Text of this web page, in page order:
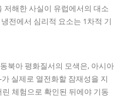
저해한 사실이 유럽에서의 대소
전에서 심리적 요소는 1차적 기
북아 평화질서의 모색은, 아시아
가 실제로 열전화할 잠재성을 지
체험으로 확인된 뒤에야 기동